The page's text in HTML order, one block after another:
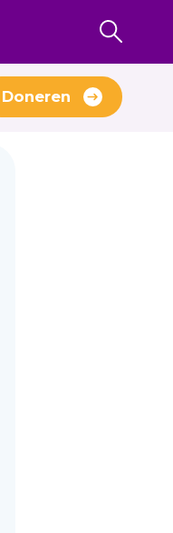
Doneren